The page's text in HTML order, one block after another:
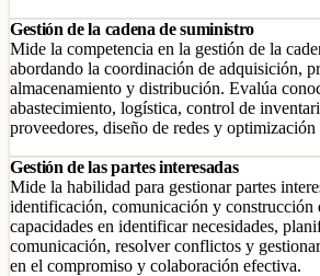
Gestión de la cadena de suministro
Mide la competencia en la gestión de la
abordando la coordinación de adquisición,
almacenamiento y distribución. Evalúa
abastecimiento, logística, control de
proveedores, diseño de redes y
Gestión de las partes interesadas
Mide la habilidad para gestionar partes
identificación, comunicación y construcción
capacidades en identificar necesidades,
comunicación, resolver conflictos y
en el compromiso y colaboración efectiva.